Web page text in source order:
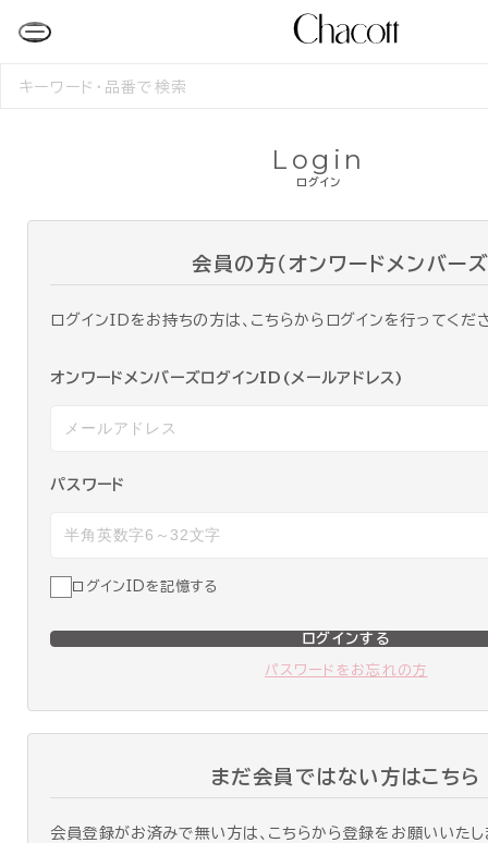
検
ログイン
Login
会員の方（オンワードメンバーズ
ログインIDをお持ちの方は、こちらからログインを行ってくだ
オンワードメンバーズログインID(メールアドレス)
パスワード
ログインIDを記憶する
ログインする
パスワードをお忘れの方
まだ会員ではない方はこちら
会員登録がお済みで無い方は、こちらから登録をお願いいたし